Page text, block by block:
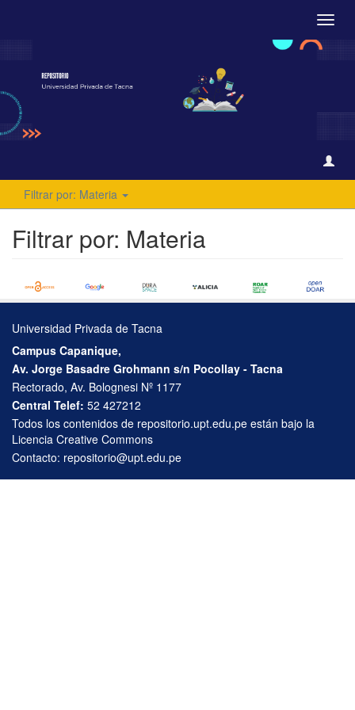
Filtrar por: Materia
Filtrar por: Materia
Universidad Privada de Tacna
Campus Capanique,
Av. Jorge Basadre Grohmann s/n Pocollay - Tacna
Rectorado, Av. Bolognesi Nº 1177
Central Telef: 52 427212
Todos los contenidos de repositorio.upt.edu.pe están bajo la
Licencia Creative Commons
Contacto: repositorio@upt.edu.pe